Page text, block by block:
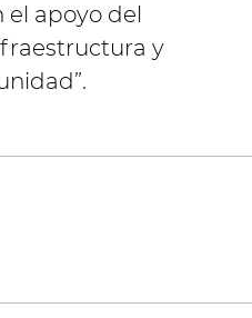
el apoyo del
y